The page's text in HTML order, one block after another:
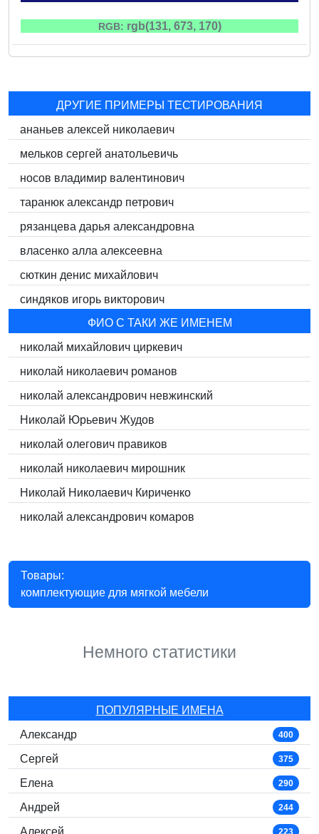
RGB: rgb(131, 673, 170)
ДРУГИЕ ПРИМЕРЫ ТЕСТИРОВАНИЯ
ананьев алексей николаевич
мельков сергей анатольевичь
носов владимир валентинович
таранюк александр петрович
рязанцева дарья александровна
власенко алла алексеевна
сюткин денис михайлович
синдяков игорь викторович
ФИО С ТАКИ ЖЕ ИМЕНЕМ
николай михайлович циркевич
николай николаевич романов
николай александрович невжинский
Николай Юрьевич Жудов
николай олегович правиков
николай николаевич мирошник
Николай Николаевич Кириченко
николай александрович комаров
Товары:
комплектующие для мягкой мебели
Немного статистики
ПОПУЛЯРНЫЕ ИМЕНА
Александр
400
Сергей 375
Елена 290
Андрей 244
Алексей 223